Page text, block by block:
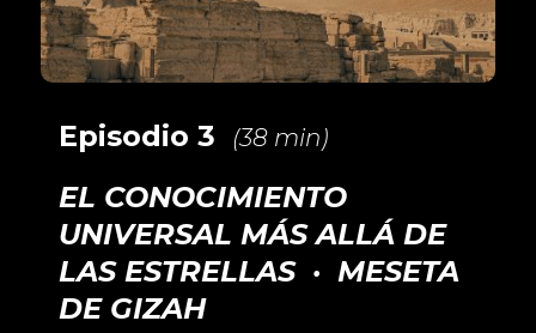
Episodio 3 (38 min)
EL CONOCIMIENTO
UNIVERSAL MÁS ALLÁ DE
LAS ESTRELLAS · MESETA
DE GIZAH